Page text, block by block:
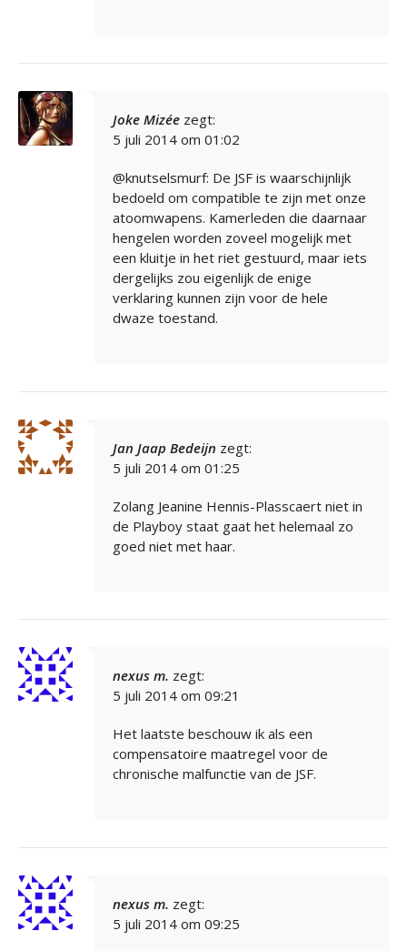
Joke Mizée zegt:
5 juli 2014 om 01:02
@knutselsmurf: De JSF is waarschijnlijk
bedoeld om compatible te zijn met onze
atoomwapens. Kamerleden die daarnaar
hengelen worden zoveel mogelijk met
een kluitje in het riet gestuurd, maar iets
dergelijks zou eigenlijk de enige
verklaring kunnen zijn voor de hele
dwaze toestand.
Jan Jaap Bedeijn zegt:
5 juli 2014 om 01:25
Zolang Jeanine Hennis-Plasscaert niet in
de Playboy staat gaat het helemaal zo
goed niet met haar.
nexus m. zegt:
5 juli 2014 om 09:21
Het laatste beschouw ik als een
compensatoire maatregel voor de
chronische malfunctie van de JSF.
nexus m. zegt:
5 juli 2014 om 09:25